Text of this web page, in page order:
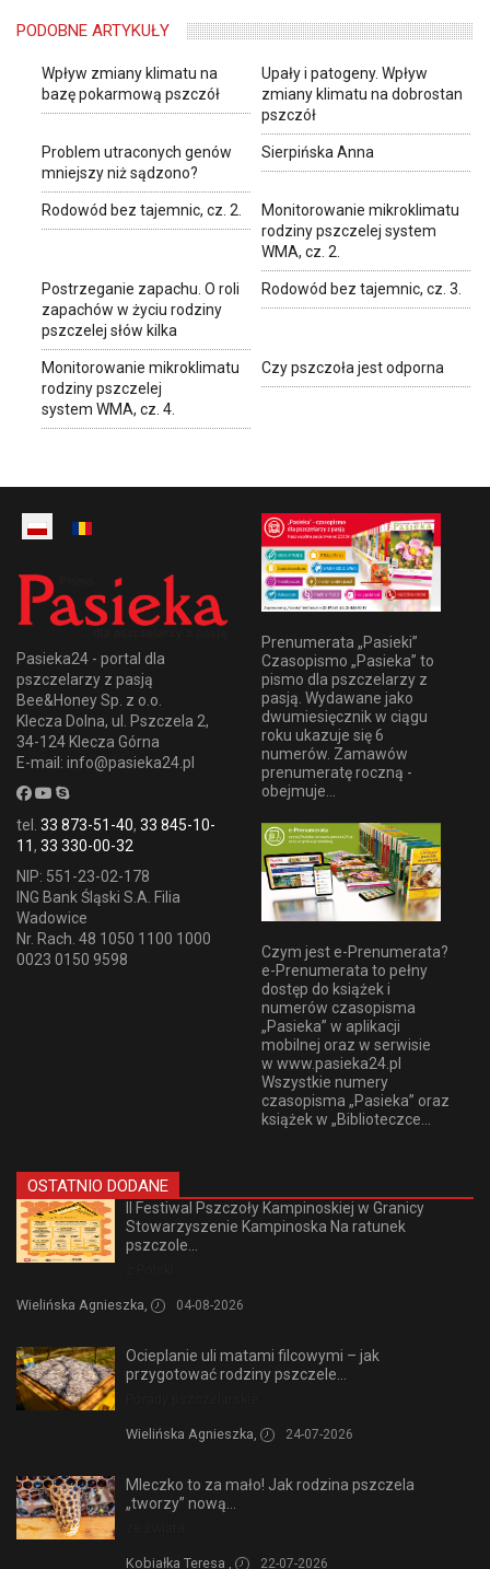
PODOBNE ARTYKUŁY
Wpływ zmiany klimatu na
bazę pokarmową pszczół
Upały i patogeny. Wpływ
zmiany klimatu na dobrostan
pszczół
Problem utraconych genów
mniejszy niż sądzono?
Sierpińska Anna
Rodowód bez tajemnic, cz. 2.
Monitorowanie mikroklimatu
rodziny pszczelej system
WMA, cz. 2.
Postrzeganie zapachu. O roli
zapachów w życiu rodziny
pszczelej słów kilka
Rodowód bez tajemnic, cz. 3.
Monitorowanie mikroklimatu
rodziny pszczelej
system WMA, cz. 4.
Czy pszczoła jest odporna
Pasieka24 - portal dla
pszczelarzy z pasją
Bee&Honey Sp. z o.o.
Klecza Dolna, ul. Pszczela 2,
34-124 Klecza Górna
E-mail: info@pasieka24.pl
tel. 33 873-51-40, 33 845-10-
11, 33 330-00-32
NIP: 551-23-02-178
ING Bank Śląski S.A. Filia
Wadowice
Nr. Rach. 48 1050 1100 1000
0023 0150 9598
Prenumerata „Pasieki”
Czasopismo „Pasieka” to
pismo dla pszczelarzy z
pasją. Wydawane jako
dwumiesięcznik w ciągu
roku ukazuje się 6
numerów. Zamawów
prenumeratę roczną -
obejmuje...
Czym jest e-Prenumerata?
e-Prenumerata to pełny
dostęp do książek i
numerów czasopisma
„Pasieka” w aplikacji
mobilnej oraz w serwisie
w www.pasieka24.pl
Wszystkie numery
czasopisma „Pasieka” oraz
książek w „Biblioteczce...
OSTATNIO DODANE
II Festiwal Pszczoły Kampinoskiej w Granicy
Stowarzyszenie Kampinoska Na ratunek
pszczole...
Wielińska Agnieszka, 04-08-2026
Ocieplanie uli matami filcowymi – jak
przygotować rodziny pszczele...
Wielińska Agnieszka, 24-07-2026
Mleczko to za mało! Jak rodzina pszczela
„tworzy” nową...
Kobiałka Teresa , 22-07-2026